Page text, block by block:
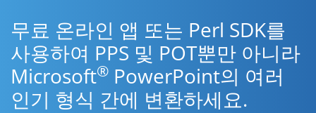
무료 온라인 앱 또는 Perl SDK를
사용하여 PPS 및 POT뿐만 아니라
Microsoft® PowerPoint의 여러
인기 형식 간에 변환하세요.